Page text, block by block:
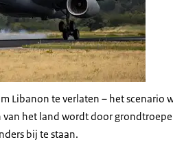
Libanon te verlaten – het scenario
van het land wordt door
bij te staan.